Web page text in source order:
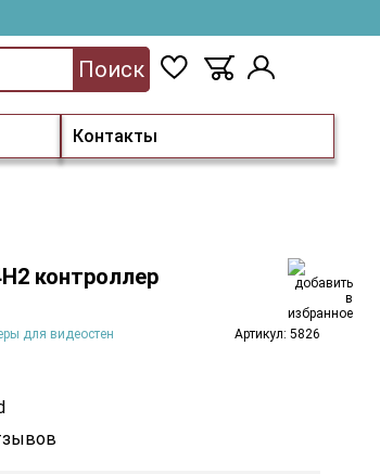
Контакты
Поиск
контроллер
для видеостен Артикул: 5826